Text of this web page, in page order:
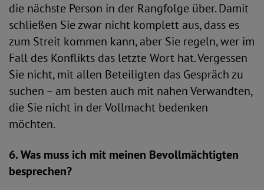
die nächste Person in der Rangfolge über. Damit
schließen Sie zwar nicht komplett aus, dass es
zum Streit kommen kann, aber Sie regeln, wer im
Fall des Konflikts das letzte Wort hat. Vergessen
Sie nicht, mit allen Beteiligten das Gespräch zu
suchen – am besten auch mit nahen Verwandten,
die Sie nicht in der Vollmacht bedenken
möchten.
6. Was muss ich mit meinen Bevollmächtigten
besprechen?